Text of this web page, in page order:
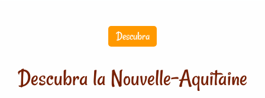
Descubra
Descubra la Nouvelle-Aquitaine